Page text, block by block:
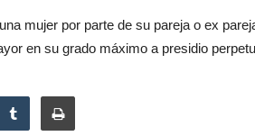
mujer por parte de su pareja o ex
en su grado máximo a presidio